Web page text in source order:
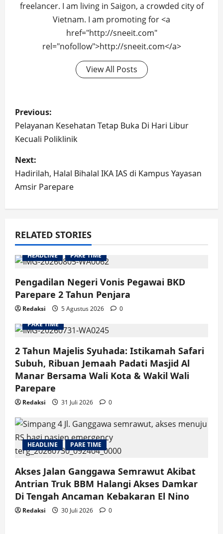
freelancer. I am living in Saigon, a crowded city of
Vietnam. I am promoting for <a
href="http://sneeit.com"
rel="nofollow">http://sneeit.com</a>
View All Posts
Post
navigation
Previous:
Pelayanan Kesehatan Tetap Buka Di Hari Libur
Kecuali Poliklinik
Next:
Hadirilah, Halal Bihalal IKA IAS di Kampus Yayasan
Amsir Parepare
RELATED STORIES
HEADLINE PARE TIME
Pengadilan Negeri Vonis Pegawai BKD
Parepare 2 Tahun Penjara
Redaksi 5 Agustus 2026
0
PARE TIME
2 Tahun Majelis Syuhada: Istikamah Safari
Subuh, Ribuan Jemaah Padati Masjid Al
Manar Bersama Wali Kota & Wakil Wali
Parepare
Redaksi 31 Juli 2026 0
HEADLINE PARE TIME
Akses Jalan Ganggawa Semrawut Akibat
Antrian Truk BBM Halangi Akses Damkar
Di Tengah Ancaman Kebakaran El Nino
Redaksi 30 Juli 2026 0